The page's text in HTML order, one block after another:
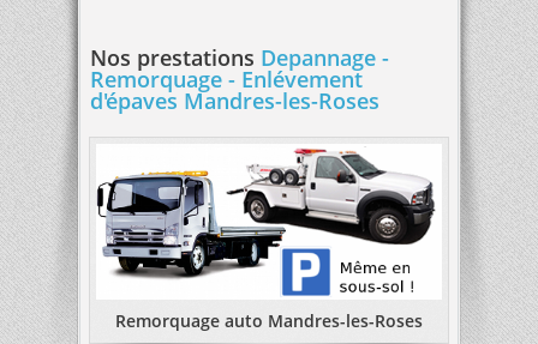
Nos prestations Depannage -
Remorquage - Enlévement
d'épaves Mandres-les-Roses
Remorquage auto Mandres-les-Roses